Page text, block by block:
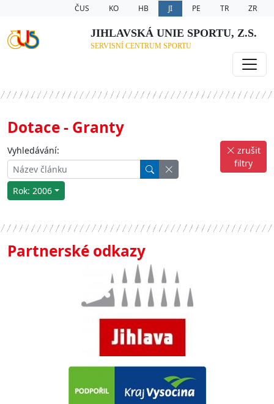
ČUS KO HB JI PE TR ZR
JIHLAVSKÁ UNIE SPORTU, Z.S.
SERVISNÍ CENTRUM SPORTU
Dotace - Granty
Vyhledávání:
Rok: 2006
zrušit
filtry
Partnerské odkazy